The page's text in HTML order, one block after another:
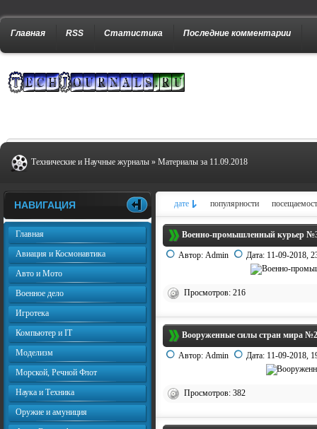
Главная RSS Статистика Последние комментарии
Технические и Научные журналы » Материалы за 11.09.2018
дате популярности
Военно-промышленный курьер
Автор: Admin Дата: 11-09-2018,
Просмотров: 216
Вооруженные силы стран мира
Автор: Admin Дата: 11-09-2018,
Просмотров: 382
НАВИГАЦИЯ
Главная
Авиация и Космонавтика
Авто и Мото
Военное дело
Игротека
Компьютер и IT
Моделизм
Морской, Речной Флот
Наука и Техника
Оружие и амуниция